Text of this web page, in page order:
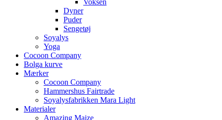
Voksen
Dyner
Puder
Sengetøj
Soyalys
Yoga
Cocoon Company
Bolga kurve
Mærker
Cocoon Company
Hammershus Fairtrade
Soyalysfabrikken Mara Light
Materialer
Amazing Maize